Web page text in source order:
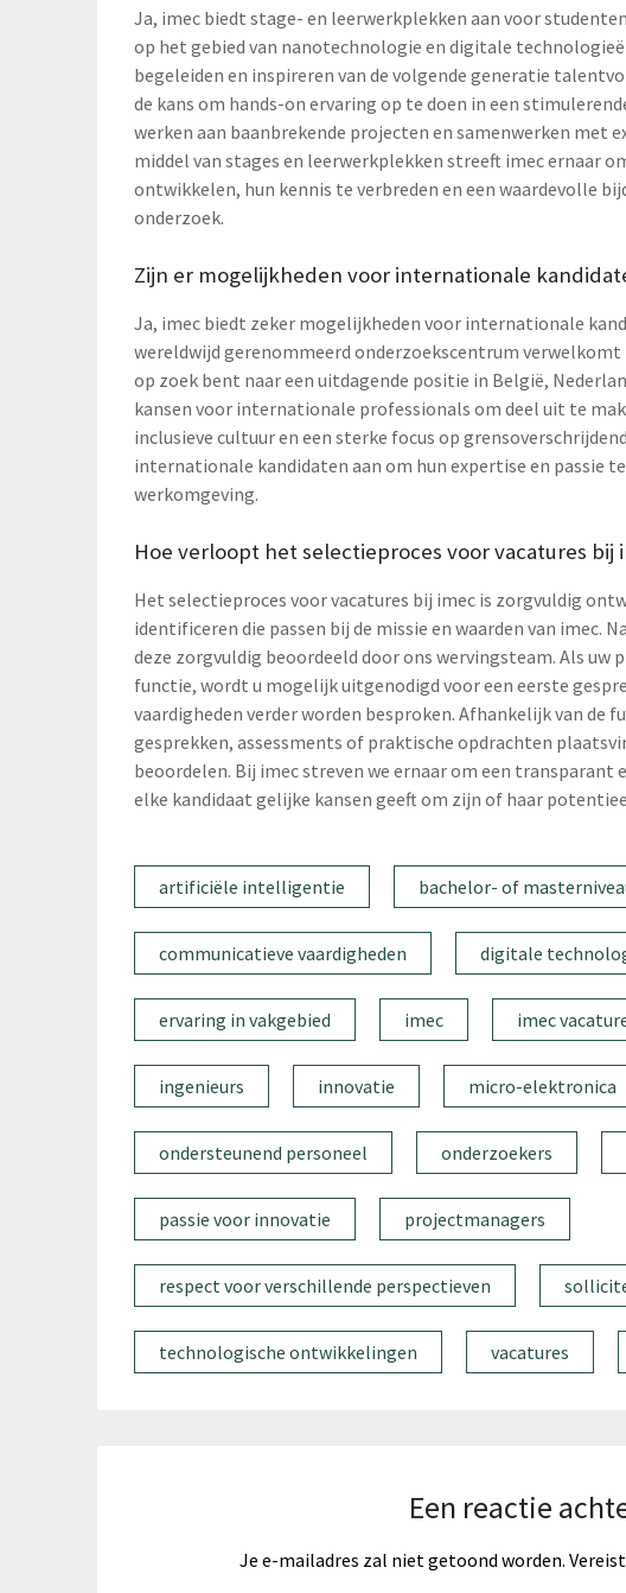
Ja, imec biedt stage- en leerwerkplekken aan voor
op het gebied van nanotechnologie en digitale
begeleiden en inspireren van de volgende generatie
de kans om hands-on ervaring op te doen in een
werken aan baanbrekende projecten en samenwerken met
middel van stages en leerwerkplekken streeft imec ernaar
ontwikkelen, hun kennis te verbreden en een waardevolle
onderzoek.
Zijn er mogelijkheden voor internationale
Ja, imec biedt zeker mogelijkheden voor internationale
wereldwijd gerenommeerd onderzoekscentrum verwelkomt
op zoek bent naar een uitdagende positie in België,
kansen voor internationale professionals om deel uit te
inclusieve cultuur en een sterke focus op
internationale kandidaten aan om hun expertise en passie
werkomgeving.
Hoe verloopt het selectieproces voor vacatures bij
Het selectieproces voor vacatures bij imec is zorgvuldig
identificeren die passen bij de missie en waarden van imec.
deze zorgvuldig beoordeeld door ons wervingsteam. Als
functie, wordt u mogelijk uitgenodigd voor een eerste
vaardigheden verder worden besproken. Afhankelijk van de
gesprekken, assessments of praktische opdrachten
beoordelen. Bij imec streven we ernaar om een
elke kandidaat gelijke kansen geeft om zijn of haar
artificiële intelligentie bachelor- of
communicatieve vaardigheden digitale
ervaring in vakgebied imec imec
ingenieurs innovatie micro-elektronica
ondersteunend personeel onderzoekers
passie voor innovatie projectmanagers
respect voor verschillende perspectieven
technologische ontwikkelingen vacatures
Een reactie
Je e-mailadres zal niet getoond worden.